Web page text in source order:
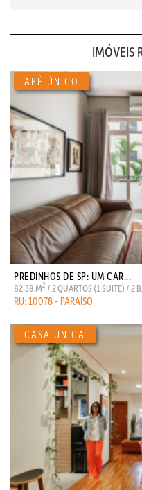
IMÓVEIS
PREDINHOS DE SP: UM CAR...
82.38 M2 / 2 QUARTOS (1 SUITE) / 2
RU: 10078 - PARAÍSO